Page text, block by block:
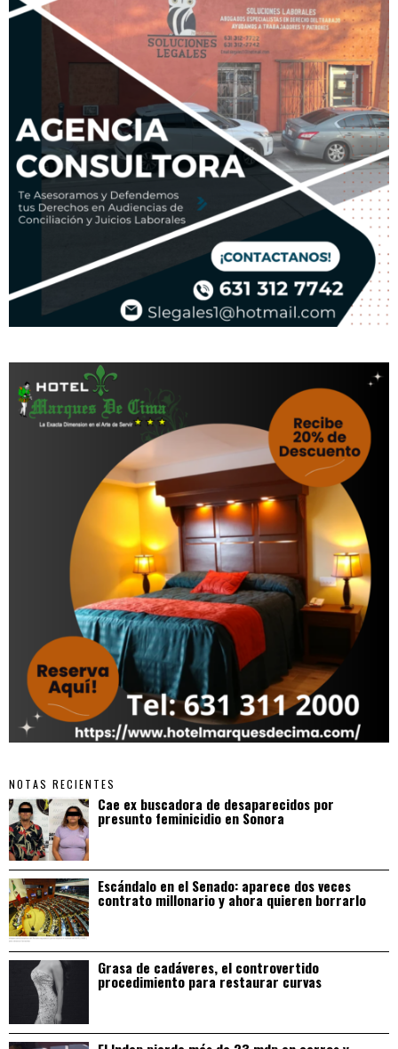
NOTAS RECIENTES
Cae ex buscadora de desaparecidos por
presunto feminicidio en Sonora
Escándalo en el Senado: aparece dos veces
contrato millonario y ahora quieren borrarlo
Grasa de cadáveres, el controvertido
procedimiento para restaurar curvas